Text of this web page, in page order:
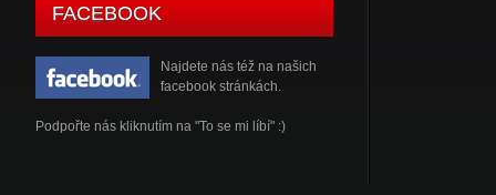
FACEBOOK
Najdete nás též na našich
facebook stránkách.
Podpořte nás kliknutím na "To se mi líbí" :)